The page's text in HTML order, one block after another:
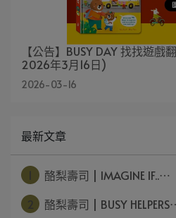
【公告】BUSY DAY 找找遊戲
2026年3月16日)
2026-03-16
最新文章
酪梨壽司 | IMAGINE IF..⋯
酪梨壽司 | BUSY